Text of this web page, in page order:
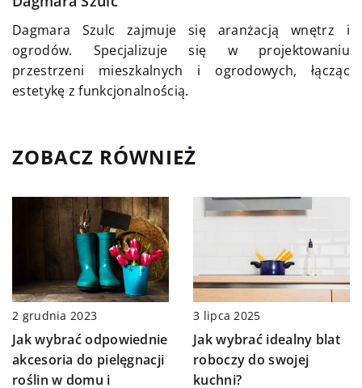
Dagmara Szulc zajmuje się aranżacją wnętrz i
ogrodów. Specjalizuje się w projektowaniu
przestrzeni mieszkalnych i ogrodowych, łącząc
estetykę z funkcjonalnością.
ZOBACZ RÓWNIEŻ
2 grudnia 2023
Jak wybrać odpowiednie
akcesoria do pielęgnacji
roślin w domu i
3 lipca 2025
Jak wybrać idealny blat
roboczy do swojej
kuchni?